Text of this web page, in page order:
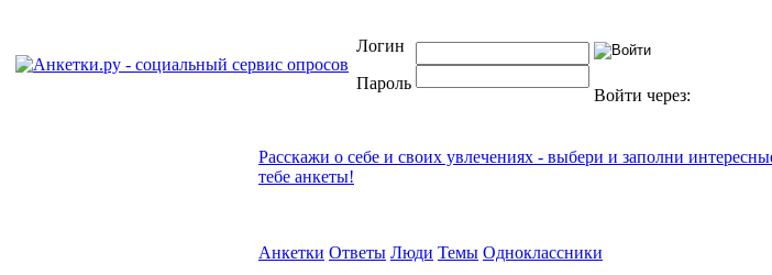
Логин
Пароль
Войти через:
Расскажи о себе и своих увлечениях - выбери и заполни
тебе анкеты!
Анкетки Ответы Люди Темы Одноклассники